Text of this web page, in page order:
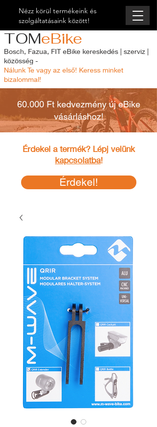
Nézz körül termékeink és
szolgáltatásaink között!
TOMeBike
Bosch, Fazua, FIT eBike kereskedés | szerviz |
közösség -
Nálunk Te vagy az első! Keress minket
bizalommal!
60.000 Ft kedvezmény új eBike
vásárláshoz!
Érdekel a termék? Lépj velünk
kapcsolatba!
Érdekel!